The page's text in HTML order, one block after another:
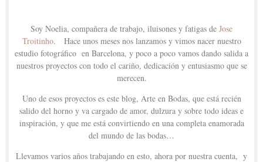
Soy Noelia, compañera de trabajo, iluisones y fatigas de Jose
Troitinho. Hace unos meses nos lanzamos y vimos nacer nuestro
estudio fotográfico en Barcelona, y poco a poco vamos dando salida a
nuestros proyectos con todo el cariño, dedicación y entusiasmo que se
merecen.
Uno de esos proyectos es este blog, Arte en Bodas, que está recién
salido del horno y va cargado de amor, dulzura y sobre todo ideas e
inspiración, y que me está convirtiendo en una completa enamorada
del mundo de las bodas…
Llevamos varios años trabajando en esto, ahora por nuestra cuenta, y